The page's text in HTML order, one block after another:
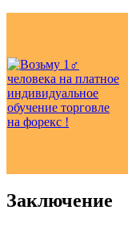
Заключение